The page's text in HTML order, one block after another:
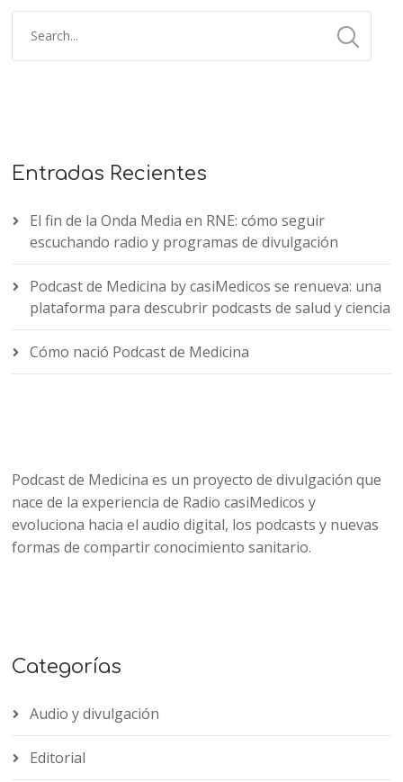
Entradas Recientes
El fin de la Onda Media en RNE: cómo seguir
escuchando radio y programas de divulgación
Podcast de Medicina by casiMedicos se renueva: una
plataforma para descubrir podcasts de salud y ciencia
Cómo nació Podcast de Medicina
Podcast de Medicina es un proyecto de divulgación que
nace de la experiencia de Radio casiMedicos y
evoluciona hacia el audio digital, los podcasts y nuevas
formas de compartir conocimiento sanitario.
Categorías
Audio y divulgación
Editorial